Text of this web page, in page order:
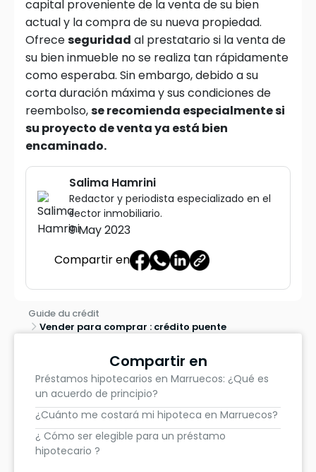
capital proveniente de la venta de su bien
actual y la compra de su nueva propiedad.
Ofreceseguridad al prestatario si la venta de
su bien inmueble no se realiza tan rápidamente
como esperaba. Sin embargo, debido a su
corta duración máxima y sus condiciones de
reembolso,se recomienda especialmente si
su proyecto de venta ya está bien
encaminado.
Salima Hamrini
Redactor y periodista especializado en el
sector inmobiliario.
9 May 2023
Compartir en
Guide du crédit
Vender para comprar : crédito puente
Compartir en
Préstamos hipotecarios en Marruecos: ¿Qué es
un acuerdo de principio?
¿Cuánto me costará mi hipoteca en Marruecos?
¿ Cómo ser elegible para un préstamo
hipotecario ?